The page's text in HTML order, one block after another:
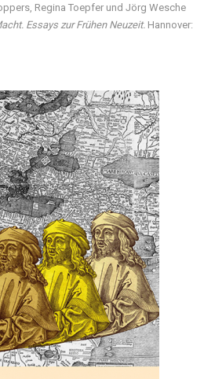
Regina Toepfer und Jörg Wesche
Essays zur Frühen Neuzeit. Hannover: